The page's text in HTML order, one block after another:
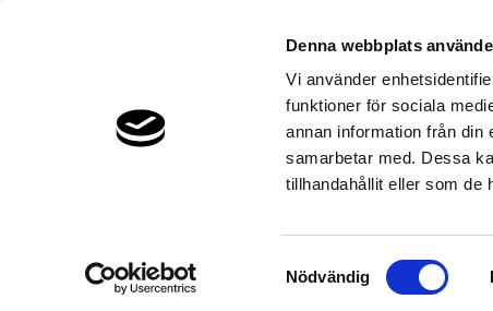
Denna webbplats
Vi använder
funktioner för sociala
annan information från din
samarbetar med. Dessa
tillhandahållit eller som de
Samtyckesval
Nödvändig
Vi ger dig gärna goda råd - helt kostnadsfritt.
Vi hjälper dig att räkna ut mycket du kan spara med en värmepump!